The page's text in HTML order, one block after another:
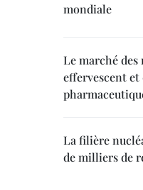
mondiale
Le marché des
effervescent et
La filière
de milliers de